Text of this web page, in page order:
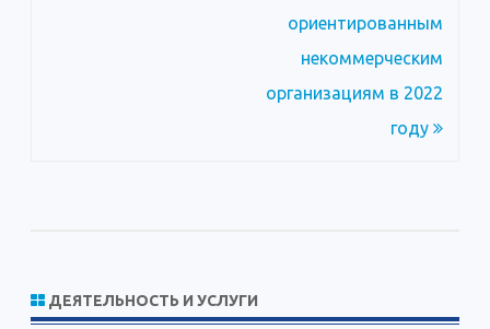
ориентированным
некоммерческим
организациям в 2022
году
ДЕЯТЕЛЬНОСТЬ И УСЛУГИ